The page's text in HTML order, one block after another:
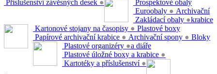
Příslušenství závěsných desek ●
Prospektové obaly
Euroobaly ●
Zakládací obaly ●
Archivační
krabice
Kartonové stojany na časopisy ●
Papírové archivační krabice ● Archivační spony ●
Plastové boxy
Plastové organizéry ●
Plastové úložné boxy a krabice ●
Kartotéky a příslušenství ●
Bloky
a diáře